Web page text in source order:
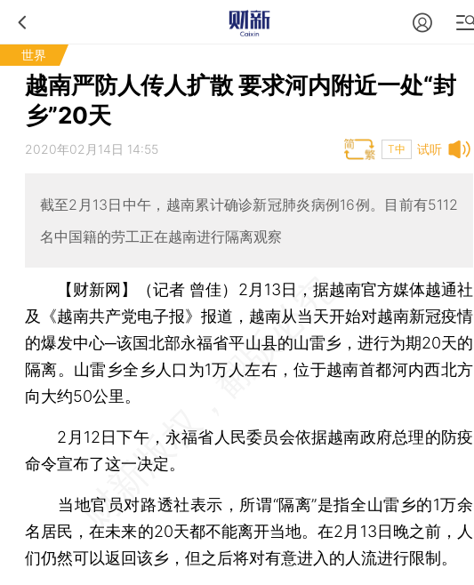
世界
越南严防人传人扩散 要求河内附近一处“封
乡”20天
试听
2020年02月14日 14:55 T中
截至2月13日中午，越南累计确诊新冠肺炎病例16例。目前有5112
名中国籍的劳工正在越南进行隔离观察
【财新网】（记者 曾佳） 2月13日，据越南官方媒体越通社
及《越南共产党电子报》报道，越南从当天开始对越南新冠疫情
的爆发中心─该国北部永福省平山县的山雷乡，进行为期20天的
隔离。山雷乡全乡人口为1万人左右，位于越南首都河内西北方
向大约50公里。
2月12日下午，永福省人民委员会依据越南政府总理的防疫
命令宣布了这一决定。
当地官员对路透社表示，所谓“隔离”是指全山雷乡的1万余
名居民，在未来的20天都不能离开当地。在2月13日晚之前，人
们仍然可以返回该乡，但之后将对有意进入的人流进行限制。